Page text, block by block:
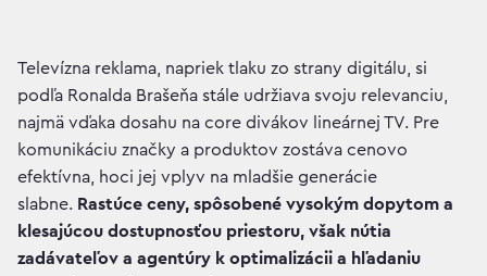
Televízna reklama, napriek tlaku zo strany digitálu, si
podľa Ronalda Brašeňa stále udržiava svoju relevanciu,
najmä vďaka dosahu na core divákov lineárnej TV. Pre
komunikáciu značky a produktov zostáva cenovo
efektívna, hoci jej vplyv na mladšie generácie
slabne. Rastúce ceny, spôsobené vysokým dopytom a
klesajúcou dostupnosťou priestoru, však nútia
zadávateľov a agentúry k optimalizácii a hľadaniu